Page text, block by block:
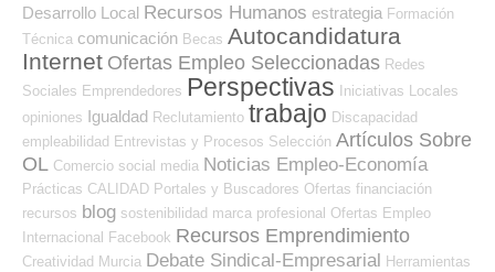
Desarrollo Local Recursos Humanos estrategia Formación
Técnica comunicación Becas Autocandidatura
Internet Ofertas Empleo Seleccionadas Redes
Sociales Emprendedores Perspectivas
Iniciativas Locales
opiniones Igualdad Reclutamiento trabajo Discapacidad
empleabilidad Entrevistas y Procesos Selección Artículos Sobre
OL Comercio social media Noticias Empleo-Economía
Prácticas CALIDAD Portales y Buscadores Ofertas financiación
recursos blog sostenibilidad marca profesional Ofertas Empleo
Internacional
Facebook Recursos Emprendimiento
Creatividad Murcia Debate Sindical-Empresarial Herramientas